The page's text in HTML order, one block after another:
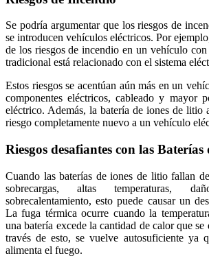
Se podría argumentar que los riesgos de
se introducen vehículos eléctricos. Por
de los riesgos de incendio en un vehículo
tradicional está relacionado con el sistema
Estos riesgos se acentúan aún más en un
componentes eléctricos, cableado y mayor
eléctrico. Además, la batería de iones de litio
riesgo completamente nuevo a un vehículo
Riesgos desafiantes con las
Cuando las baterías de iones de litio fallan
sobrecargas, altas temperaturas,
sobrecalentamiento, esto puede causar un
La fuga térmica ocurre cuando la
una batería excede la cantidad de calor que
través de esto, se vuelve autosuficiente ya
alimenta el fuego.